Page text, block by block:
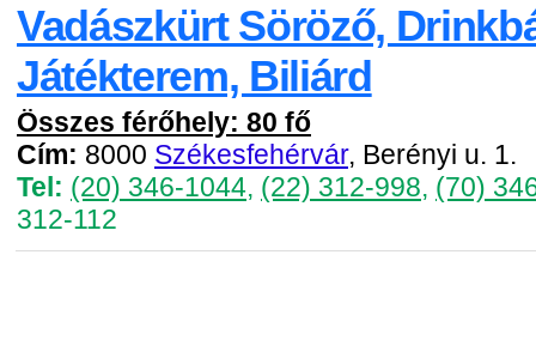
Vadászkürt Söröző,
Játékterem, Biliárd
Összes férőhely: 80 fő
Cím: 8000 Székesfehérvár, Berényi u. 1.
Tel: (20) 346-1044, (22) 312-998, (70)
312-112